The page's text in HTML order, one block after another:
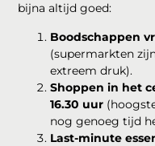
bijna altijd goed:
Boodschappen
(supermarkten
extreem druk).
Shoppen in het
16.30 uur
nog genoeg tijd
Last-minute